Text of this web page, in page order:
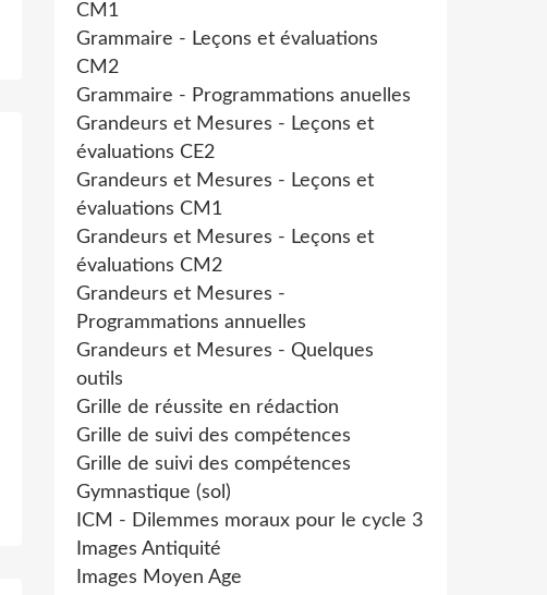
CM1
Grammaire - Leçons et évaluations
CM2
Grammaire - Programmations anuelles
Grandeurs et Mesures - Leçons et
évaluations CE2
Grandeurs et Mesures - Leçons et
évaluations CM1
Grandeurs et Mesures - Leçons et
évaluations CM2
Grandeurs et Mesures -
Programmations annuelles
Grandeurs et Mesures - Quelques
outils
Grille de réussite en rédaction
Grille de suivi des compétences
Grille de suivi des compétences
Gymnastique (sol)
ICM - Dilemmes moraux pour le cycle 3
Images Antiquité
Images Moyen Age